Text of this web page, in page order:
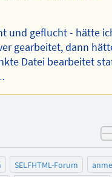
und geflucht - hätte
gearbeitet, dann
Datei bearbeitet
SELFHTML-Forum